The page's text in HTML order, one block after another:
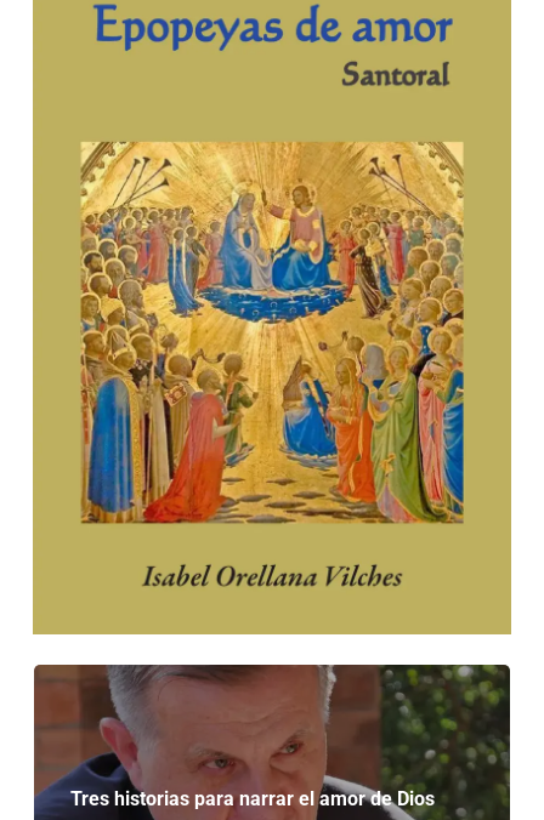
Tres historias para narrar el amor de Dios